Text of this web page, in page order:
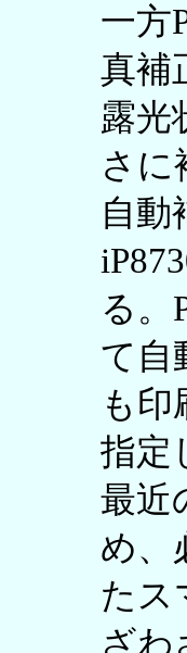
一方
真補
露光
さに
自動
る。
て自
も
指定
最近
め、
たス
ざわ